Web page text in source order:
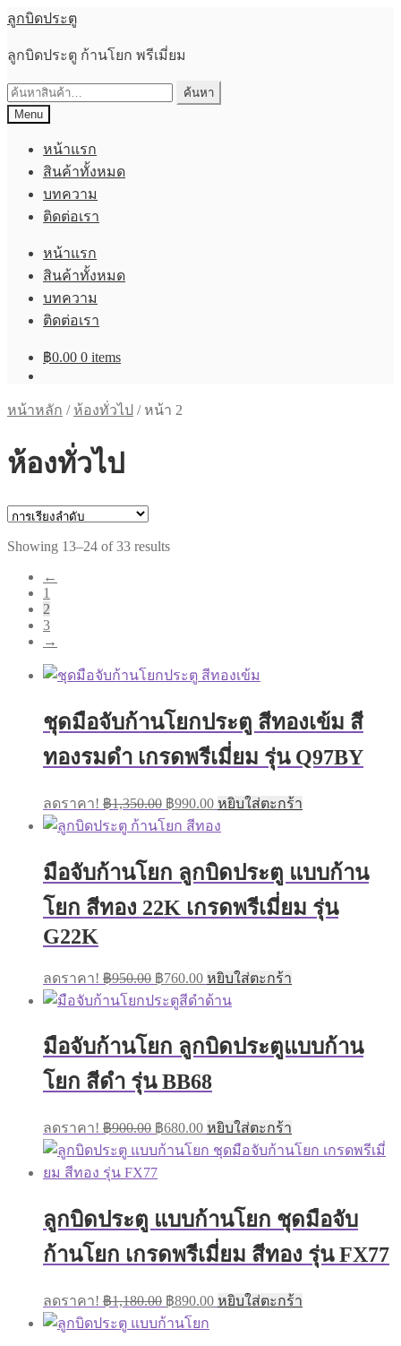
Skip
to
navigation
Skip
to
content
ลูกบิดประตู
ลูกบิดประตู ก้านโยก พรีเมี่ยม
ค้นหา:
ค้นหา
Menu
หน้าแรก
สินค้าทั้งหมด
บทความ
ติดต่อเรา
หน้าแรก
สินค้าทั้งหมด
บทความ
ติดต่อเรา
฿0.00 0 items
หน้าหลัก / ห้องทั่วไป / หน้า 2
ห้องทั่วไป
Showing 13–24 of 33 results
←
1
2
3
→
ชุดมือจับก้านโยกประตู สีทองเข้ม สี
ทองรมดำ เกรดพรีเมี่ยม รุ่น Q97BY
ลดราคา! ฿1,350.00 Original
price
was:
฿990.00Current
price
is:
หยิบใส่ตะกร้า
มือจับก้านโยก ลูกบิดประตู แบบก้าน
โยก สีทอง 22K เกรดพรีเมี่ยม รุ่น
G22K
ลดราคา! ฿950.00 Original
price
was:
฿760.00Current
price
is:
หยิบใส่ตะกร้า
มือจับก้านโยก ลูกบิดประตูแบบก้าน
โยก สีดำ รุ่น BB68
ลดราคา! ฿900.00 Original
price
was:
฿900.00.
฿680.00Current
price
is:
หยิบใส่ตะกร้า
ลูกบิดประตู แบบก้านโยก ชุดมือจับ
ก้านโยก เกรดพรีเมี่ยม สีทอง รุ่น FX77
ลดราคา! ฿1,180.00 Original
price
was:
฿890.00Current
price
หยิบใส่ตะกร้า